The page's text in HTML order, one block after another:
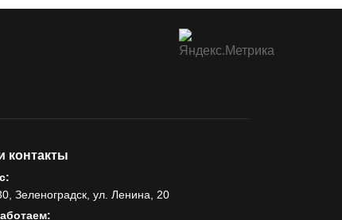
контакты
Зеленоградск, ул. Ленина, 20